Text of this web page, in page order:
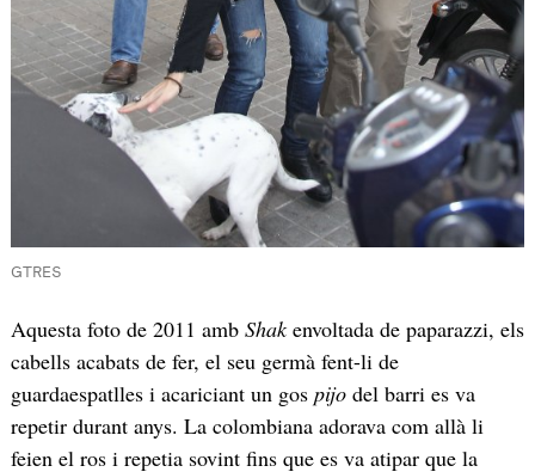
GTRES
Aquesta foto de 2011 amb Shakenvoltada de paparazzi, els
cabells acabats de fer, el seu germà fent-li de
guardaespatlles i acariciant un gos pijodel barri es va
repetir durant anys. La colombiana adorava com allà li
feien el ros i repetia sovint fins que es va atipar que la